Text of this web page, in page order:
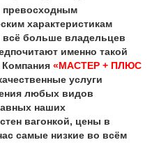
превосходным
характеристикам
всё больше владельцев
именно такой
«МАСТЕР + ПЛЮС
услуги
любых видов
наших
вагонкой, цены в
самые низкие во всём